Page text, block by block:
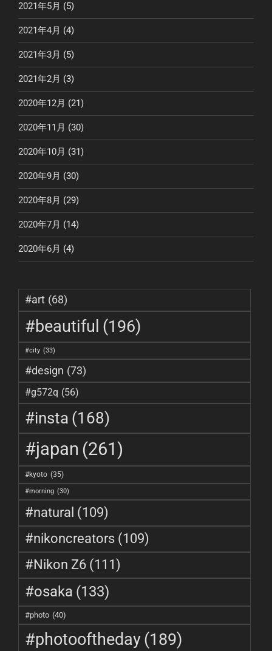
2021年5月 (5)
2021年4月 (4)
2021年3月 (5)
2021年2月 (3)
2020年12月 (21)
2020年11月 (30)
2020年10月 (31)
2020年9月 (30)
2020年8月 (29)
2020年7月 (14)
2020年6月 (4)
#art (68)
#beautiful (196)
#city (33)
#design (73)
#g572q (56)
#insta (168)
#japan (261)
#kyoto (35)
#morning (30)
#natural (109)
#nikoncreators (109)
#Nikon Z6 (111)
#osaka (133)
#photo (40)
#photooftheday(189)